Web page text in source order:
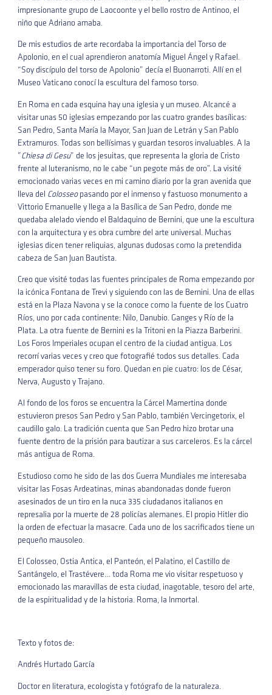
impresionante grupo de Laocoonte y el bello rostro de Antinoo, el
niño que Adriano amaba.
De mis estudios de arte recordaba la importancia del Torso de
Apolonio, en el cual aprendieron anatomía Miguel Ángel y Rafael.
“Soy discípulo del torso de Apolonio” decía el Buonarroti. Allí en el
Museo Vaticano conocí la escultura del famoso torso.
En Roma en cada esquina hay una iglesia y un museo. Alcancé a
visitar unas 50 iglesias empezando por las cuatro grandes basílicas:
San Pedro, Santa María la Mayor, San Juan de Letrán y San Pablo
Extramuros. Todas son bellísimas y guardan tesoros invaluables. A la
”Chiesa di Gesu” de los jesuitas, que representa la gloria de Cristo
frente al luteranismo, no le cabe “un pegote más de oro”. La visité
emocionado varias veces en mi camino diario por la gran avenida que
lleva del Colosseopasando por el inmenso y fastuoso monumento a
Vittorio Emanuelle y llega a la Basílica de San Pedro, donde me
quedaba alelado viendo el Baldaquino de Bernini, que une la escultura
con la arquitectura y es obra cumbre del arte universal. Muchas
iglesias dicen tener reliquias, algunas dudosas como la pretendida
cabeza de San Juan Bautista.
Creo que visité todas las fuentes principales de Roma empezando por
la icónica Fontana de Trevi y siguiendo con las de Bernini. Una de ellas
está en la Plaza Navona y se la conoce como la fuente de los Cuatro
Ríos, uno por cada continente: Nilo, Danubio. Ganges y Río de la
Plata. La otra fuente de Bernini es la Tritoni en la Piazza Barberini.
Los Foros Imperiales ocupan el centro de la ciudad antigua. Los
recorrí varias veces y creo que fotografié todos sus detalles. Cada
emperador quiso tener su foro. Quedan en pie cuatro: los de César,
Nerva, Augusto y Trajano.
Al fondo de los foros se encuentra la Cárcel Mamertina donde
estuvieron presos San Pedro y San Pablo, también Vercingetorix, el
caudillo galo. La tradición cuenta que San Pedro hizo brotar una
fuente dentro de la prisión para bautizar a sus carceleros. Es la cárcel
más antigua de Roma.
Estudioso como he sido de las dos Guerra Mundiales me interesaba
visitar las Fosas Ardeatinas, minas abandonadas donde fueron
asesinados de un tiro en la nuca 335 ciudadanos italianos en
represalia por la muerte de 28 policías alemanes. El propio Hitler dio
la orden de efectuar la masacre. Cada uno de los sacrificados tiene un
pequeño mausoleo.
El Colosseo, Ostia Antica, el Panteón, el Palatino, el Castillo de
Santángelo, el Trastévere… toda Roma me vio visitar respetuoso y
emocionado las maravillas de esta ciudad, inagotable, tesoro del arte,
de la espiritualidad y de la historia. Roma, la Inmortal.
Texto y fotos de:
Andrés Hurtado García
Doctor en literatura, ecologista y fotógrafo de la naturaleza.